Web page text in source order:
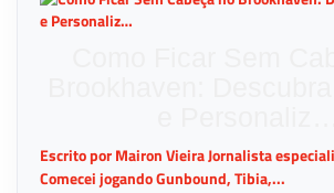
Escrito por Mairon Vieira Jornalista
Comecei jogando Gunbound, Tibia,...